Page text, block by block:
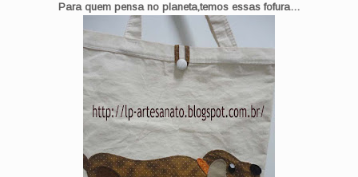
Para quem pensa no planeta,temos essas fofura…